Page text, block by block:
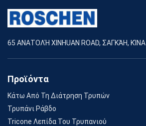
65 ΑΝΑΤΟΛΉ XINHUAN ROAD, ΣΑΓΚΆΗ, ΚΊΝΑ
Προϊόντα
Κάτω Από Τη Διάτρηση Τρυπών
Τρυπάνι Ράβδο
Tricone Λεπίδα Του Τρυπανιού